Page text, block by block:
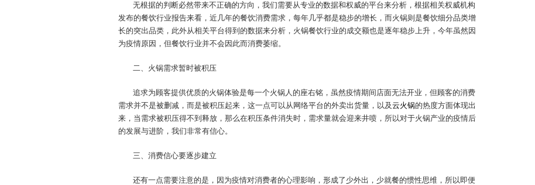
无根据的判断必然带来不正确的方向，我们需要从专业的数据和权威的平台来分析，根据相关权威机构
发布的餐饮行业报告来看，近几年的餐饮消费需求，每年几乎都是稳步的增长，而火锅则是餐饮细分品类增
长的突出品类，此外从相关平台得到的数据来分析，火锅餐饮行业的成交额也是逐年稳步上升，今年虽然因
为疫情原因，但餐饮行业并不会因此而消费萎缩。
二、火锅需求暂时被积压
追求为顾客提供优质的火锅体验是每一个火锅人的座右铭，虽然疫情期间店面无法开业，但顾客的消费
需求并不是被删减，而是被积压起来，这一点可以从网络平台的外卖出货量，以及云火锅的热度方面体现出
来，当需求被积压得不到释放，那么在积压条件消失时，需求量就会迎来井喷，所以对于火锅产业的疫情后
的发展与进阶，我们非常有信心。
三、消费信心要逐步建立
还有一点需要注意的是，因为疫情对消费者的心理影响，形成了少外出，少就餐的惯性思维，所以即便